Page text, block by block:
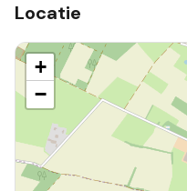
Locatie
+
−